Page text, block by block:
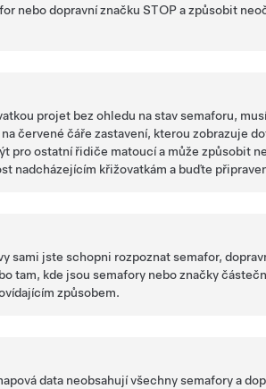
nebo dopravní značku STOP a způsobit
projet bez ohledu na stav semaforu,
na červené čáře zastavení, kterou zobrazuje
pro ostatní řidiče matoucí a může způsobit
nadcházejícím křižovatkám a buďte
sami jste schopni rozpoznat semafor,
tam, kde jsou semafory nebo značky
způsobem.
data neobsahují všechny semafory a